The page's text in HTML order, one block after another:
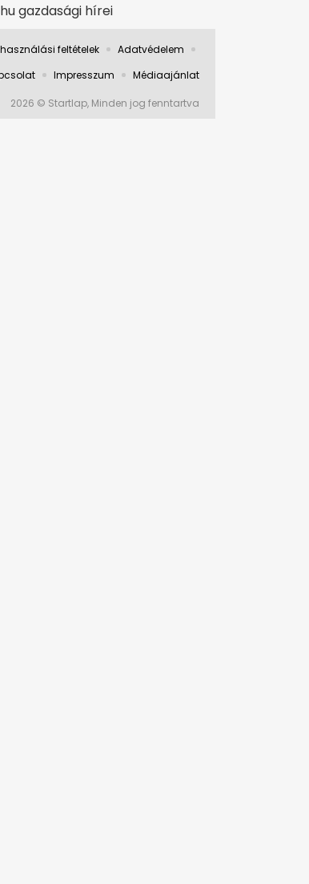
gazdasági hírei
feltételek
Adatvédelem
Impresszum Médiaajánlat
2026 © Startlap, Minden jog fenntartva